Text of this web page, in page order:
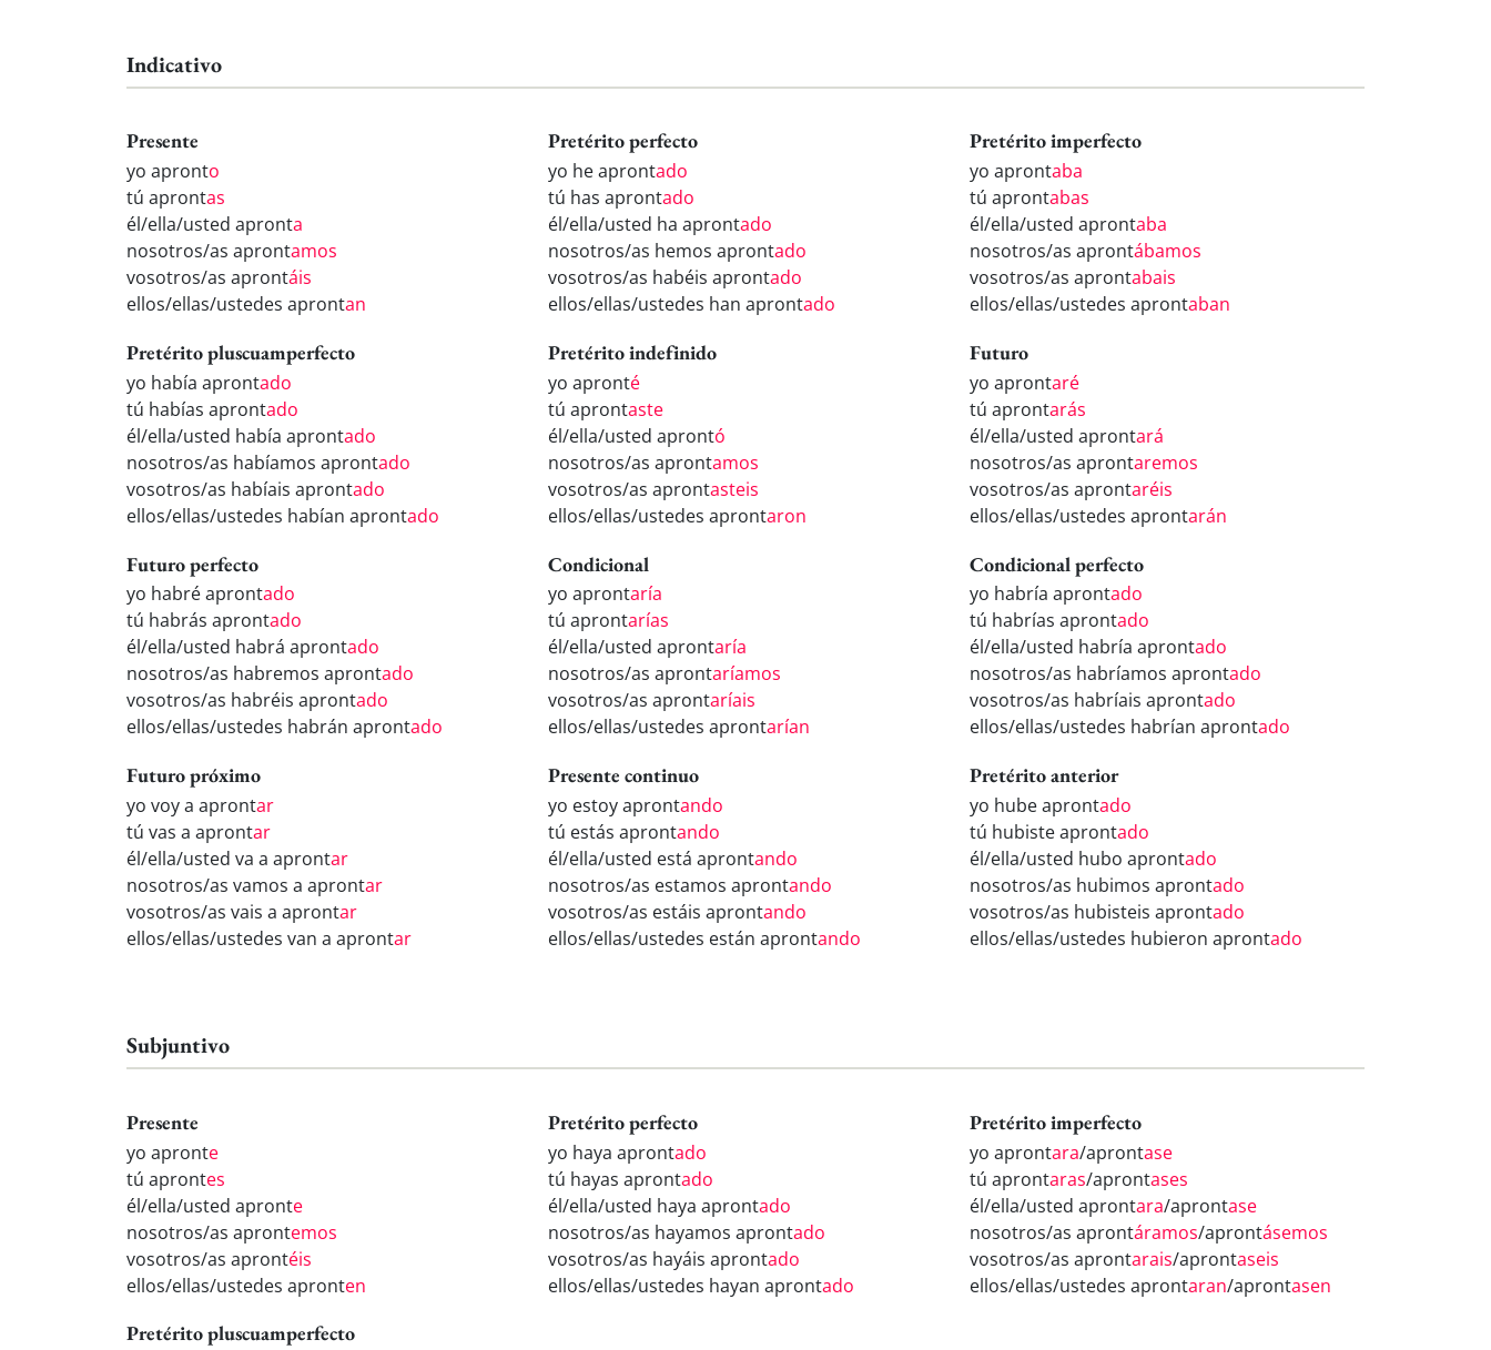
Indicativo
Presente
yo apronto
tú aprontas
él/ella/usted apronta
nosotros/as aprontamos
vosotros/as aprontáis
ellos/ellas/ustedes aprontan
Pretérito perfecto
yo he aprontado
tú has aprontado
él/ella/usted ha aprontado
nosotros/as hemos aprontado
vosotros/as habéis aprontado
ellos/ellas/ustedes han aprontado
Pretérito imperfecto
yo aprontaba
tú aprontabas
él/ella/usted aprontaba
nosotros/as aprontábamos
vosotros/as aprontabais
ellos/ellas/ustedes aprontaban
Pretérito pluscuamperfecto
yo había aprontado
tú habías aprontado
él/ella/usted había aprontado
nosotros/as habíamos aprontado
vosotros/as habíais aprontado
ellos/ellas/ustedes habían aprontado
Pretérito indefinido
yo apronté
tú aprontaste
él/ella/usted aprontó
nosotros/as aprontamos
vosotros/as aprontasteis
ellos/ellas/ustedes aprontaron
Futuro
yo aprontaré
tú aprontarás
él/ella/usted aprontará
nosotros/as aprontaremos
vosotros/as aprontaréis
ellos/ellas/ustedes aprontarán
Futuro perfecto
yo habré aprontado
tú habrás aprontado
él/ella/usted habrá aprontado
nosotros/as habremos aprontado
vosotros/as habréis aprontado
ellos/ellas/ustedes habrán aprontado
Condicional
yo aprontaría
tú aprontarías
él/ella/usted aprontaría
nosotros/as aprontaríamos
vosotros/as aprontaríais
ellos/ellas/ustedes aprontarían
Condicional perfecto
yo habría aprontado
tú habrías aprontado
él/ella/usted habría aprontado
nosotros/as habríamos aprontado
vosotros/as habríais aprontado
ellos/ellas/ustedes habrían aprontado
Futuro próximo
yo voy a aprontar
tú vas a aprontar
él/ella/usted va a aprontar
nosotros/as vamos a aprontar
vosotros/as vais a aprontar
ellos/ellas/ustedes van a aprontar
Presente continuo
yo estoy aprontando
tú estás aprontando
él/ella/usted está aprontando
nosotros/as estamos aprontando
vosotros/as estáis aprontando
ellos/ellas/ustedes están aprontando
Pretérito anterior
yo hube aprontado
tú hubiste aprontado
él/ella/usted hubo aprontado
nosotros/as hubimos aprontado
vosotros/as hubisteis aprontado
ellos/ellas/ustedes hubieron aprontado
Subjuntivo
Presente
yo apronte
tú aprontes
él/ella/usted apronte
nosotros/as aprontemos
vosotros/as aprontéis
ellos/ellas/ustedes apronten
Pretérito perfecto
yo haya aprontado
tú hayas aprontado
él/ella/usted haya aprontado
nosotros/as hayamos aprontado
vosotros/as hayáis aprontado
ellos/ellas/ustedes hayan aprontado
Pretérito imperfecto
yo aprontara/aprontase
tú aprontaras/aprontases
él/ella/usted aprontara/aprontase
nosotros/as aprontáramos/aprontásemos
vosotros/as aprontarais/aprontaseis
ellos/ellas/ustedes aprontaran/aprontasen
Pretérito pluscuamperfecto